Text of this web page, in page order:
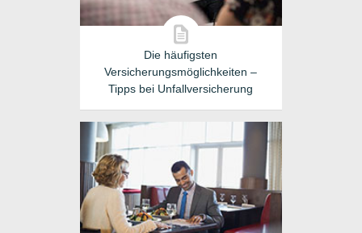
Die häufigsten
Versicherungsmöglichkeiten –
Tipps bei Unfallversicherung